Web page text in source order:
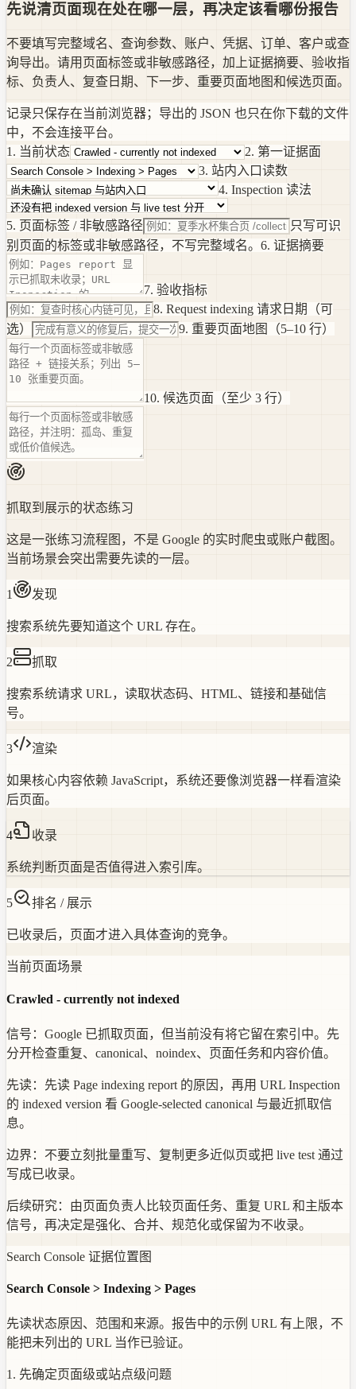
先说清页面现在处在哪一层，再决定该看哪份报告
不要填写完整域名、查询参数、账户、凭据、订单、客户或查
询导出。请用页面标签或非敏感路径，加上证据摘要、验收指
标、负责人、复查日期、下一步、重要页面地图和候选页面。
记录只保存在当前浏览器；导出的 JSON 也只在你下载的文件
中，不会连接平台。
1. 当前状态
2. 第一证据面
3. 站内入口读数
4. Inspection 读法
5. 页面标签 / 非敏感路径
只写可识
别页面的标签或非敏感路径，不写完整域名。 6. 证据摘要
7. 验收指标
8. Request indexing 请求日期（可
选）
9. 重要页面地图（5–10 行）
10. 候选页面（至少 3 行）
抓取到展示的状态练习
这是一张练习流程图，不是 Google 的实时爬虫或账户截图。
当前场景会突出需要先读的一层。
1 发现
搜索系统先要知道这个 URL 存在。
2 抓取
搜索系统请求 URL，读取状态码、HTML、链接和基础信
号。
3 渲染
如果核心内容依赖 JavaScript，系统还要像浏览器一样看渲染
后页面。
4 收录
系统判断页面是否值得进入索引库。
5 排名 / 展示
已收录后，页面才进入具体查询的竞争。
当前页面场景
Crawled - currently not indexed
信号： Google 已抓取页面，但当前没有将它留在索引中。先
分开检查重复、canonical、noindex、页面任务和内容价值。
先读： 先读 Page indexing report 的原因，再用 URL Inspection
的 indexed version 看 Google-selected canonical 与最近抓取信
息。
边界： 不要立刻批量重写、复制更多近似页或把 live test 通过
写成已收录。
后续研究： 由页面负责人比较页面任务、重复 URL 和主版本
信号，再决定是强化、合并、规范化或保留为不收录。
Search Console 证据位置图
Search Console > Indexing > Pages
先读状态原因、范围和来源。报告中的示例 URL 有上限，不
能把未列出的 URL 当作已验证。
1. 先确定页面级或站点级问题